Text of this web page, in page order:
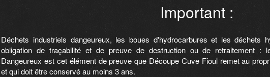
Important :
Déchets industriels dangeureux, les boues d'hydrocarbures et les déchets
obligation de traçabilité et de preuve de destruction ou de retraitement :
Dangeureux est cet élément de preuve que Découpe Cuve Fioul remet au
et qui doit être conservé au moins 3 ans.